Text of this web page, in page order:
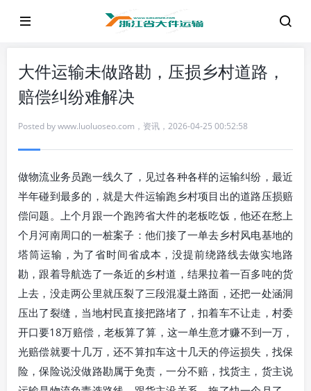
大件运输未做路勘，压损乡村道路，
赔偿纠纷难解决
Posted bywww.luoluoseo.com ， 资讯 ， 2026-04-25 00:52:58
做物流业务员跑一线久了，见过各种各样的运输纠纷，最近
半年碰到最多的，就是大件运输跑乡村项目出的道路压损赔
偿问题。上个月跟一个跑跨省大件的老板吃饭，他还在愁上
个月河南周口的一桩案子：他们接了一单去乡村风电基地的
塔筒运输，为了省时间省成本，没提前绕路线去做实地路
勘，跟着导航选了一条近的乡村道，结果拉着一百多吨的货
上去，没走两公里就压裂了三段混凝土路面，还把一处涵洞
压出了裂缝，当地村民直接把路堵了，扣着车不让走，村委
开口要18万赔偿，老板算了算，这一单生意才赚不到一万，
光赔偿就要十几万，还不算扣车这十几天的停运损失，找保
险，保险说没做路勘属于免责，一分不赔，找货主，货主说